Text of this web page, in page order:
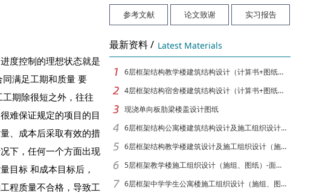
度控制的理想状态就是
满足工期和质量 要
期除很短之外，往往
难保证规定的项目的目
、成本后采取有效的措
下，任何一个方面出现
目标 和成本目标后，
程质量不合格，导致工
参考文献 论文致谢 实习报告
最新资料 / Latest Materials
6层框架结构教学楼建筑结构设计（计算书+图纸）[面积6049]
4层框架结构宿舍楼建筑结构设计（计算书+图纸）[面积3878]
现浇单向板肋梁楼盖设计图纸
6层框架结构公寓楼建筑结构设计及施工组织设计（计算书、图纸）[面积6650]
6层框架结构教学楼建筑设计及施工组织设计（施组、图纸）-面积5564
5层框架教学楼施工组织设计（施组、图纸）-面积4291
6层框架中学学生公寓楼施工组织设计（施组、图纸）-面积5090